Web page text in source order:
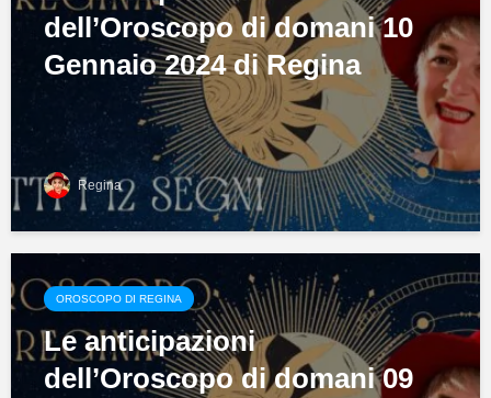
dell’Oroscopo di domani 10
Gennaio 2024 di Regina
Regina
OROSCOPO DI REGINA
Le anticipazioni
dell’Oroscopo di domani 09